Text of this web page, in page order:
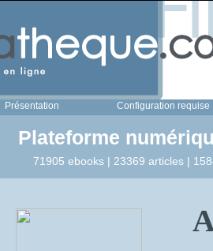
Présentation Configuration requise
Plateforme
71905 ebooks | 23369 articles |